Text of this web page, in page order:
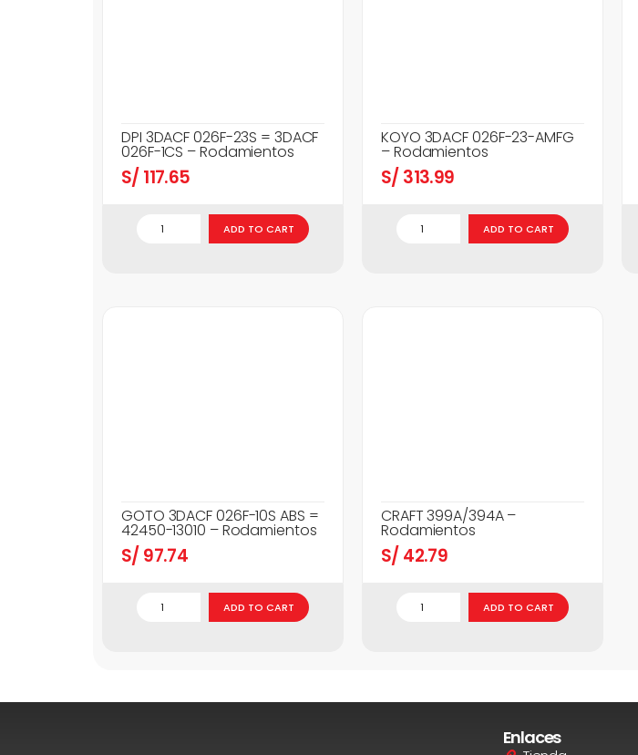
DPI 3DACF 026F-23S = 3DACF
026F-1CS – Rodamientos
S/ 117.65
ADD TO CART
KOYO 3DACF 026F-23-AMFG
– Rodamientos
S/ 313.99
ADD TO CART
GOTO 3DACF 026F-10S ABS =
42450-13010 – Rodamientos
S/ 97.74
ADD TO CART
CRAFT 399A/394A –
Rodamientos
S/ 42.79
ADD TO CART
Enlaces